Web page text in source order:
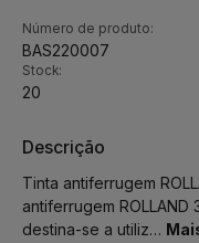
Número de produto:
BAS220007
Stock:
20
Descrição
Tinta antiferrugem
antiferrugem ROLLAND
destina-se a utiliz…